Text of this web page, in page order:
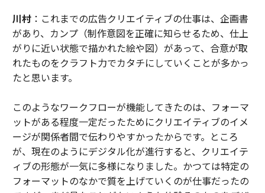
川村：これまでの広告クリエイティブの仕事は、企画書
があり、カンプ（制作意図を正確に知らせるため、仕上
がりに近い状態で描かれた絵や図）があって、合意が取
れたものをクラフト力でカタチにしていくことが多かっ
たと思います。
このようなワークフローが機能してきたのは、フォーマ
ットがある程度一定だったためにクリエイティブのイメ
ージが関係者間で伝わりやすかったからです。ところ
が、現在のようにデジタル化が進行すると、クリエイテ
ィブの形態が一気に多様になりました。かつては特定の
フォーマットのなかで質を上げていくのが仕事だったの